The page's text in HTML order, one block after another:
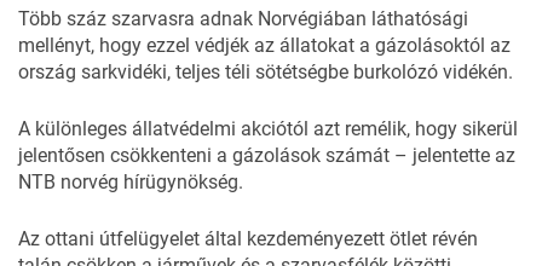
Több száz szarvasra adnak Norvégiában láthatósági
mellényt, hogy ezzel védjék az állatokat a gázolásoktól az
ország sarkvidéki, teljes téli sötétségbe burkolózó vidékén.
A különleges állatvédelmi akciótól azt remélik, hogy sikerül
jelentősen csökkenteni a gázolások számát – jelentette az
NTB norvég hírügynökség.
Az ottani útfelügyelet által kezdeményezett ötlet révén